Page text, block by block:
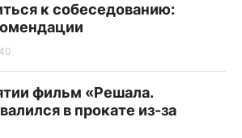
к собеседованию:
фильм «Решала.
в прокате из-за